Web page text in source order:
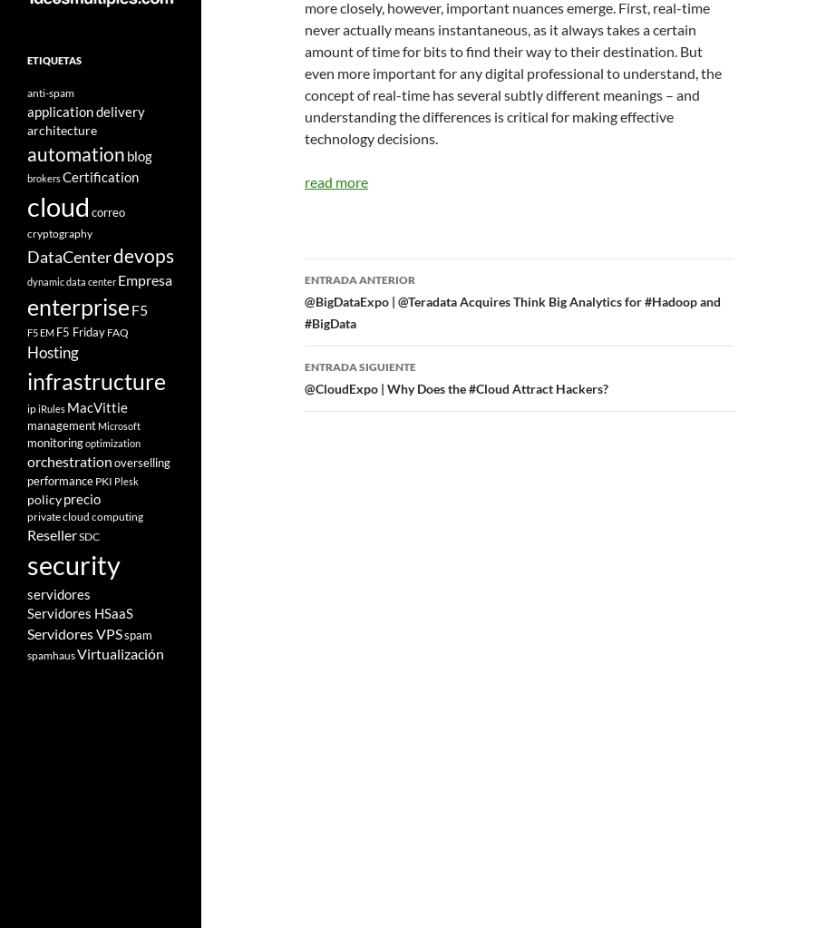
more closely, however, important nuances emerge. First, real-time
never actually means instantaneous, as it always takes a certain
amount of time for bits to find their way to their destination. But
even more important for any digital professional to understand, the
concept of real-time has several subtly different meanings – and
understanding the differences is critical for making effective
technology decisions.
read more
Navegador
de
entradas
ENTRADA ANTERIOR
@BigDataExpo | @Teradata Acquires Think Big Analytics for #Hadoop and
#BigData
ENTRADA SIGUIENTE
@CloudExpo | Why Does the #Cloud Attract Hackers?
ETIQUETAS
anti-spam
application delivery
architecture
automation blog
brokersCertification
cloud correo
cryptography
DataCenterdevops
dynamic data center Empresa
enterprise F5
F5 EM F5 Friday FAQ
Hosting
infrastructure
ipiRules MacVittie
management Microsoft
monitoringoptimization
orchestrationoverselling
performance PKI Plesk
policyprecio
private cloud computing
ResellerSDC
security
servidores
Servidores HSaaS
Servidores VPSspam
spamhausVirtualización